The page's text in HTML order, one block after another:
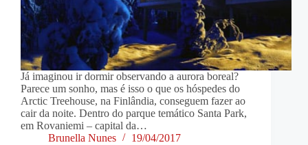
Já imaginou ir dormir observando a aurora boreal?
Parece um sonho, mas é isso o que os hóspedes do
Arctic Treehouse, na Finlândia, conseguem fazer ao
cair da noite. Dentro do parque temático Santa Park,
em Rovaniemi – capital da…
Brunella Nunes
19/04/2017